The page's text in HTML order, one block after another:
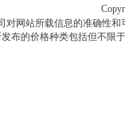
对网站所载信息的准确性
布的价格种类包括但不限